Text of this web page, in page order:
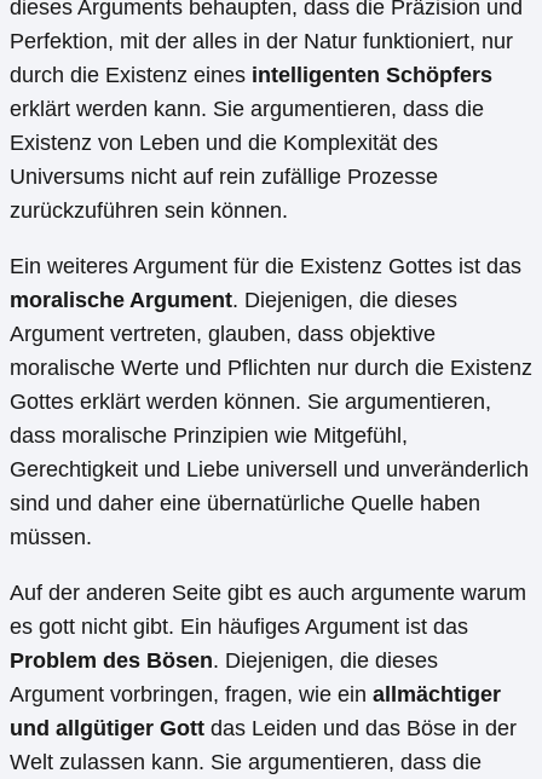
dieses Arguments behaupten, dass die Präzision und
Perfektion, mit der alles in der Natur funktioniert, nur
durch die Existenz eines intelligenten Schöpfers
erklärt werden kann. Sie argumentieren, dass die
Existenz von Leben und die Komplexität des
Universums nicht auf rein zufällige Prozesse
zurückzuführen sein können.
Ein weiteres Argument für die Existenz Gottes ist das
moralische Argument. Diejenigen, die dieses
Argument vertreten, glauben, dass objektive
moralische Werte und Pflichten nur durch die Existenz
Gottes erklärt werden können. Sie argumentieren,
dass moralische Prinzipien wie Mitgefühl,
Gerechtigkeit und Liebe universell und unveränderlich
sind und daher eine übernatürliche Quelle haben
müssen.
Auf der anderen Seite gibt es auch argumente warum
es gott nicht gibt. Ein häufiges Argument ist das
Problem des Bösen. Diejenigen, die dieses
Argument vorbringen, fragen, wie ein allmächtiger
und allgütiger Gott das Leiden und das Böse in der
Welt zulassen kann. Sie argumentieren, dass die